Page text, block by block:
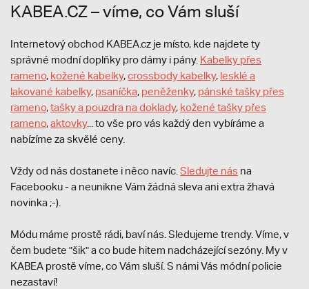
KABEA.CZ – víme, co Vám sluší
Internetový obchod KABEA.cz je místo, kde najdete ty
správné modní doplňky pro dámy i pány. Kabelky přes
rameno, kožené kabelky,crossbody kabelky, lesklé a
lakované kabelky, psaníčka, peněženky, pánské tašky přes
rameno,tašky a pouzdra na doklady, kožené tašky přes
rameno,aktovky... to vše pro vás každý den vybíráme a
nabízíme za skvělé ceny.
Vždy od nás dostanete i něco navíc. Sledujte nás na
Facebooku - a neunikne Vám žádná sleva ani extra žhavá
novinka ;-).
Módu máme prostě rádi, baví nás. Sledujeme trendy. Víme, v
čem budete "šik" a co bude hitem nadcházející sezóny. My v
KABEA prostě víme, co Vám sluší. S námi Vás módní policie
nezastaví!